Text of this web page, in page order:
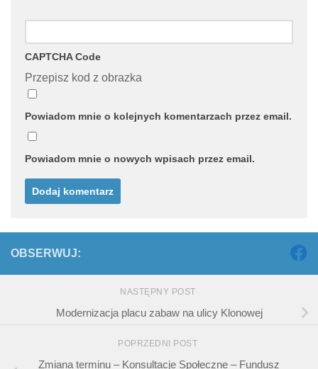
CAPTCHA Code
Przepisz kod z obrazka
Powiadom mnie o kolejnych komentarzach przez email.
Powiadom mnie o nowych wpisach przez email.
OBSERWUJ:
NASTĘPNY POST
Modernizacja placu zabaw na ulicy Klonowej
POPRZEDNI POST
Zmiana terminu – Konsultacje Społeczne – Fundusz